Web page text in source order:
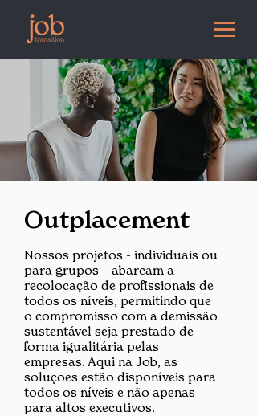
Outplacement
Nossos projetos - individuais ou
para grupos – abarcam a
recolocação de profissionais de
todos os níveis, permitindo que
o compromisso com a demissão
sustentável seja prestado de
forma igualitária pelas
empresas. Aqui na Job, as
soluções estão disponíveis para
todos os níveis e não apenas
para altos executivos.